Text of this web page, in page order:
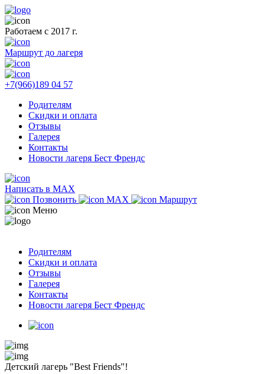
Работаем с 2017 г.
Маршрут до лагеря
+7(966)189 04 57
Родителям
Скидки и оплата
Отзывы
Галерея
Контакты
Новости лагеря Бест Френдс
Написать в MAX
Позвонить
MAX
Маршрут
Меню
Родителям
Скидки и оплата
Отзывы
Галерея
Контакты
Новости лагеря Бест Френдс
Детский лагерь "Best Friends"!